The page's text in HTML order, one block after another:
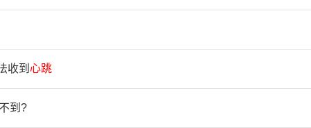
收到 心跳
到?